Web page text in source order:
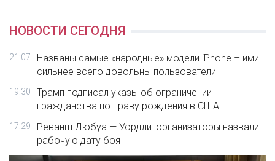
НОВОСТИ СЕГОДНЯ
21:07
Названы самые «народные» модели iPhone – ими
сильнее всего довольны пользователи
19:30
Трамп подписал указы об ограничении
гражданства по праву рождения в США
17:29
Реванш Дюбуа — Уордли: организаторы назвали
рабочую дату боя